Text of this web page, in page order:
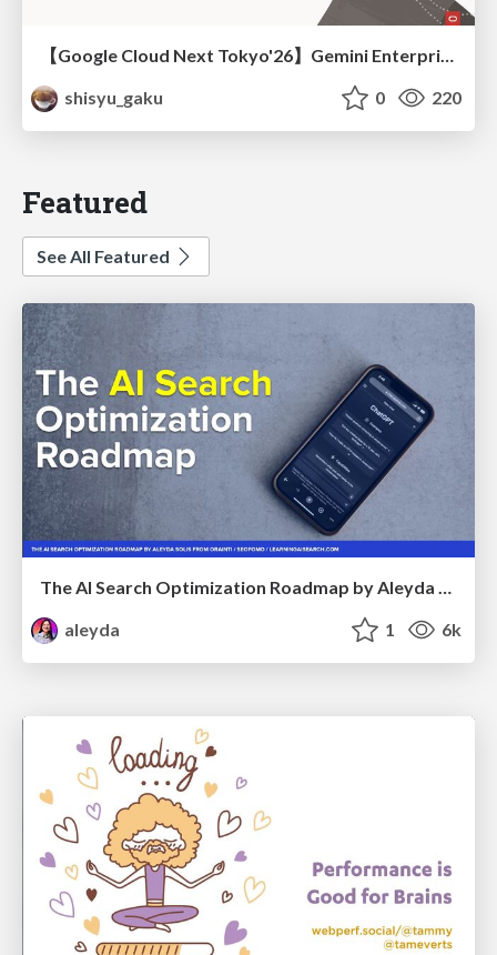
shisyu_gaku
0 220
Featured
See All Featured
The AI Search Optimization Roadmap by Aleyda Solis
aleyda
1 6k